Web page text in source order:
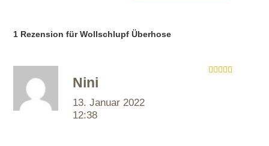
1 Rezension fürWollschlupf Überhose
Nini
13. Januar 2022
12:38